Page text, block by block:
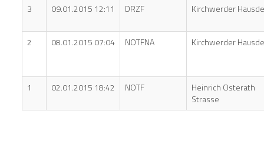
3 09.01.2015 12:11 DRZF Kirchwerder
2 08.01.2015 07:04 NOTFNA Kirchwerder
1 02.01.2015 18:42 NOTF
Heinrich Osterath
Strasse